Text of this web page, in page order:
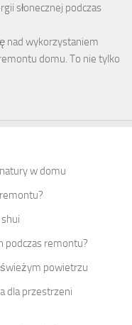
słonecznej podczas
nad wykorzystaniem
domu. To nie tylko
w domu
podczas remontu?
świeżym powietrzu
dla przestrzeni